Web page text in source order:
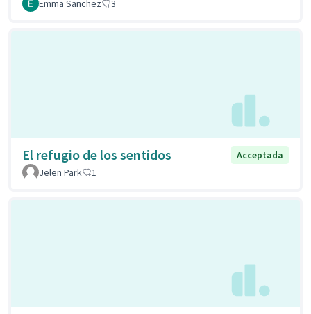
Emma Sanchez 3
El refugio de los sentidos
Acceptada
Jelen Park
1